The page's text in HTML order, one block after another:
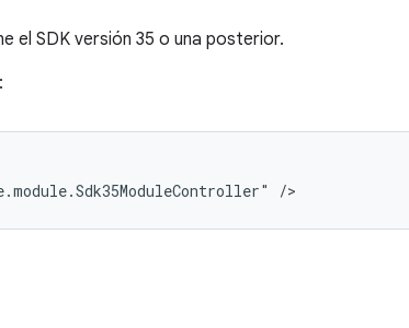
el SDK versión 35 o una posterior.
/>